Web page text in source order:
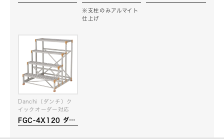
※支柱のみアルマイト
仕上げ
FGC-4X120 ダン
Danchi（ダンチ）ク
イックオーダー対応